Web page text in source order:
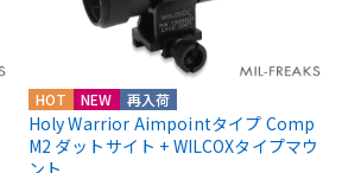
HOT NEW 再入荷
Holy Warrior Aimpointタイプ Comp
M2 ダットサイト + WILCOXタイプマウ
ント